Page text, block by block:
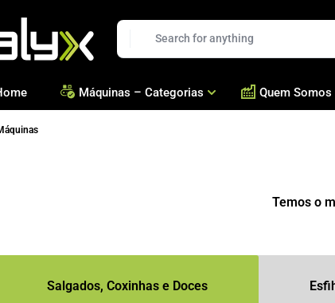
Máquinas – Categorias
Nossos Números
Quem Somos
Temos o
Salgados, Coxinhas e Doces